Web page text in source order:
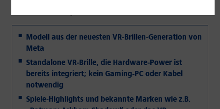
Modell aus der neuesten VR-Brillen-Generation von
Meta
Standalone VR-Brille, die Hardware-Power ist
bereits integriert; kein Gaming-PC oder Kabel
notwendig
Spiele-Highlights und bekannte Marken wie z.B.